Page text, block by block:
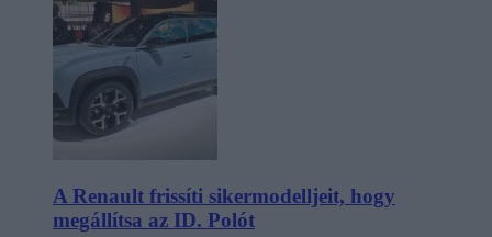
A Renault frissíti sikermodelljeit, hogy
megállítsa az ID. Polót